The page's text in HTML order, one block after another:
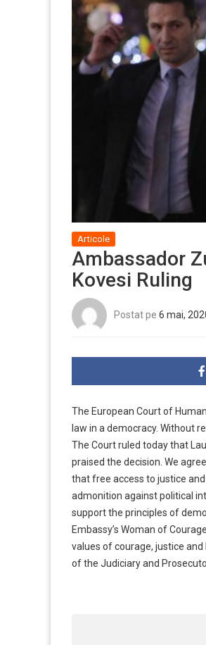
Articole
Ambassador
Kovesi Ruling
Postat pe 6 mai,
The European Court of
law in a democracy. Without
The Court ruled today that
praised the decision. We
that free access to justice
admonition against political
support the principles of
Embassy’s Woman of
values of courage, justice
of the Judiciary and